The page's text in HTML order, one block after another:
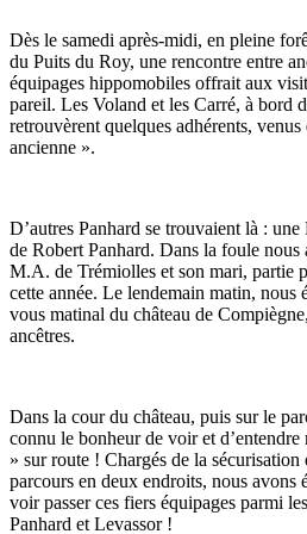
Dès le samedi après-midi, en pleine
du Puits du Roy, une rencontre entre
équipages hippomobiles offrait aux
pareil. Les Voland et les Carré, à bord
retrouvèrent quelques adhérents,
ancienne ».
D’autres Panhard se trouvaient là :
de Robert Panhard. Dans la foule
M.A. de Trémiolles et son mari, partie
cette année. Le lendemain matin, nous
vous matinal du château de
ancêtres.
Dans la cour du château, puis sur le
connu le bonheur de voir et
» sur route ! Chargés de la
parcours en deux endroits, nous avons
voir passer ces fiers équipages parmi
Panhard et Levassor !